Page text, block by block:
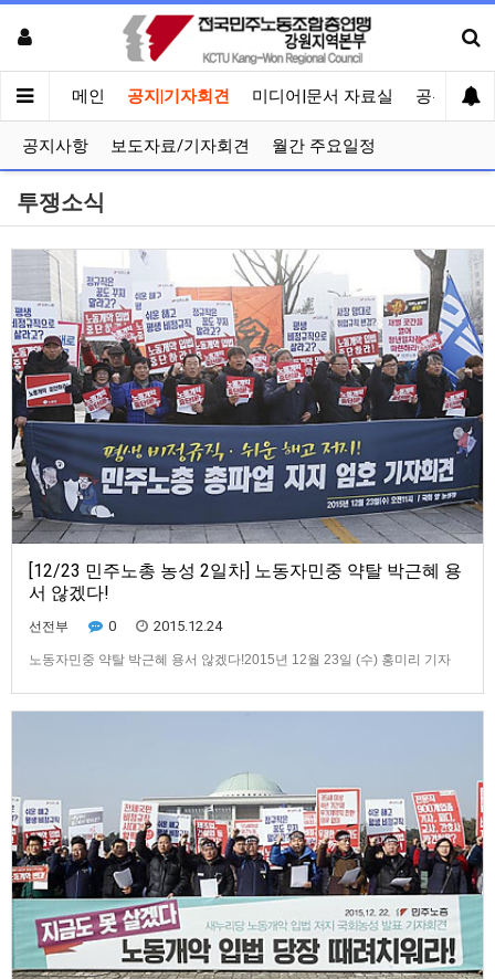
메인 공지|기자회견 미디어|문서 자료실 공유게시
공지사항 보도자료/기자회견 월간 주요일정
투쟁소식
[12/23 민주노총 농성 2일차] 노동자민중 약탈 박근혜 용
서 않겠다!
선전부 0 2015.12.24
노동자민중 약탈 박근혜 용서 않겠다!2015년 12월 23일 (수) 홍미리 기자